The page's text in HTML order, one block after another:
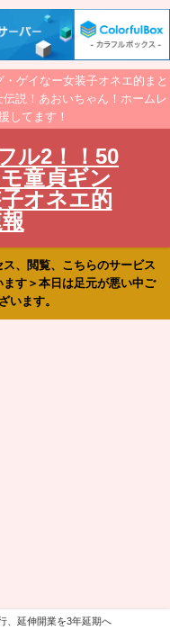
ゲイなー女装子オネエ的まと
説！あおいちゃん！ホームレ
してます！
ル2！！50
童貞ギン
オネエ的
、閲覧、こちらのサービス
す＞本日は足元が悪い中ご
います。
、延伸開業を3年延期へ